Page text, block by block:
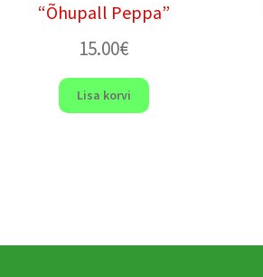
“Õhupall Peppa”
15.00€
Lisa korvi